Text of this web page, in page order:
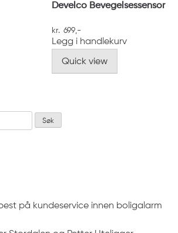
Develco Bevegelsessensor
kr 699,-
Legg i handlekurv
Quick view
på kundeservice innen boligalarm